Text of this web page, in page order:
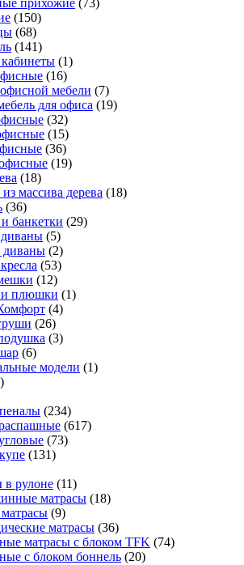
прихожие (73)
(150)
(68)
(141)
(1)
(16)
мебели (7)
для офиса (19)
(32)
(15)
(36)
(19)
(18)
массива дерева (18)
(36)
банкетки (29)
(5)
диваны (2)
(53)
(12)
плюшки (1)
(4)
(26)
(3)
(6)
модели (1)
(234)
(617)
(73)
(131)
в рулоне (11)
матрасы (18)
(9)
матрасы (36)
матрасы с блоком TFK (74)
с блоком боннель (20)